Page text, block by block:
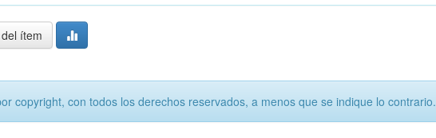
ítem
copyright, con todos los derechos reservados, a menos que se indique lo contrario.